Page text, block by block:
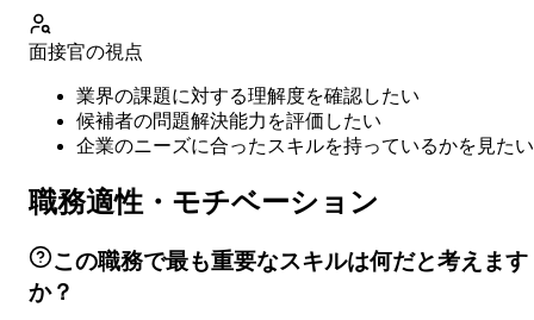
面接官の視点
業界の課題に対する理解度を確認したい
候補者の問題解決能力を評価したい
企業のニーズに合ったスキルを持っているかを見たい
職務適性・モチベーション
この職務で最も重要なスキルは何だと考えます
か？